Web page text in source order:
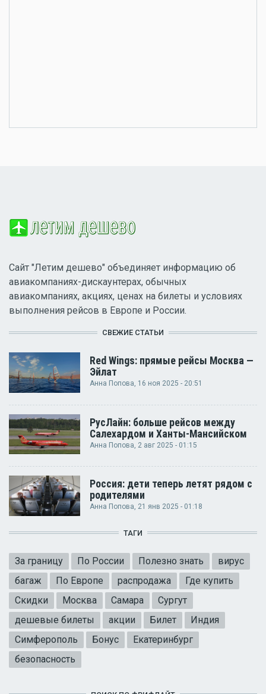
Сайт "Летим дешево" объединяет информацию об
авиакомпаниях-дискаунтерах, обычных
авиакомпаниях, акциях, ценах на билеты и условиях
выполнения рейсов в Европе и России.
СВЕЖИЕ СТАТЬИ
Red Wings: прямые рейсы Москва —
Эйлат
Анна Попова, 16 ноя 2025 - 20:51
РусЛайн: больше рейсов между
Салехардом и Ханты-Мансийском
Анна Попова , 2 авг 2025 - 01:15
Россия: дети теперь летят рядом с
родителями
Анна Попова, 21 янв 2025 - 01:18
ТАГИ
За границу По России Полезно знать
вирус
багаж
По Европе распродажа
Где купить
Скидки
Москва Самара
Сургут
дешевые билеты
акции Билет
Индия
Симферополь
Бонус
Екатеринбург
безопасность